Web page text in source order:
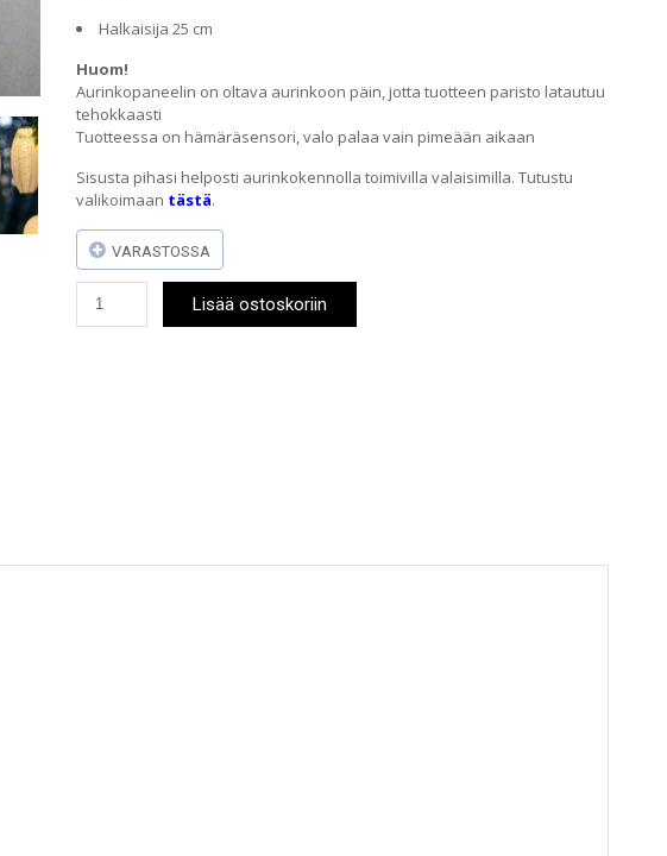
Halkaisija 25 cm
Huom!
Aurinkopaneelin on oltava aurinkoon päin, jotta tuotteen paristo latautuu
tehokkaasti
Tuotteessa on hämäräsensori, valo palaa vain pimeään aikaan
Sisusta pihasi helposti aurinkokennolla toimivilla valaisimilla. Tutustu
valikoimaan tästä.
VARASTOSSA
Festa
Lisää ostoskoriin